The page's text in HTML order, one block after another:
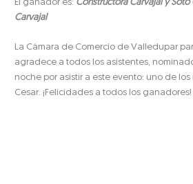
El ganador es: Constructora Carvajal y Soto
Carvajal
La Cámara de Comercio de Valledupar
agradece a todos los asistentes,
noche por asistir a este evento: uno de los
Cesar. ¡Felicidades a todos los ganadores!